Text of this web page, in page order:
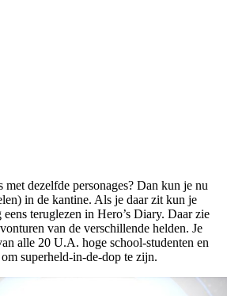
dezelfde personages? Dan kun je nu
in de kantine. Als je daar zit kun je
teruglezen in Hero’s Diary. Daar zie
van de verschillende helden. Je
alle 20 U.A. hoge school-studenten en
superheld-in-de-dop te zijn.